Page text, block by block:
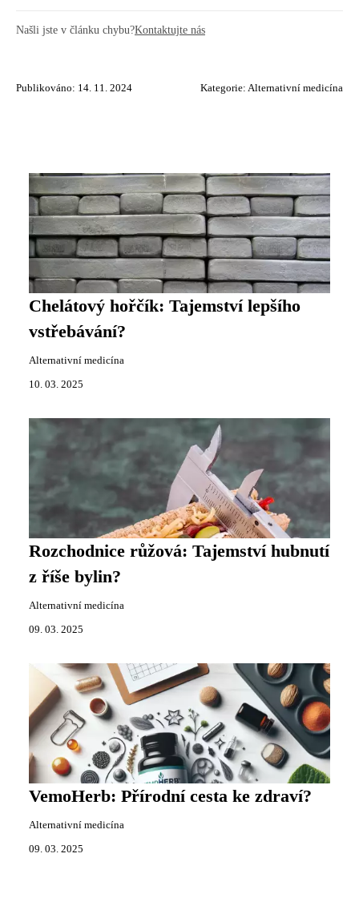
Našli jste v článku chybu?Kontaktujte nás
Publikováno: 14. 11. 2024 Kategorie: Alternativní medicína
Chelátový hořčík: Tajemství lepšího
vstřebávání?
Alternativní medicína
10. 03. 2025
Rozchodnice růžová: Tajemství hubnutí
z říše bylin?
Alternativní medicína
09. 03. 2025
VemoHerb: Přírodní cesta ke zdraví?
Alternativní medicína
09. 03. 2025